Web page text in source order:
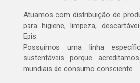
Atuamos com distribuição de
para higiene, limpeza,
Epis.
Possuímos uma linha
sustentáveis porque
mundiais de consumo consciente.